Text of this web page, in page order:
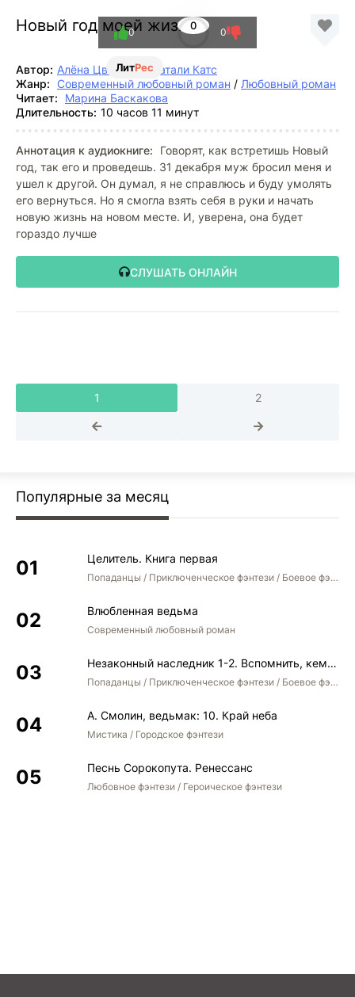
Новый год моей жизни
ЛитРес
0
0 0
Автор: Алёна Цветкова,Натали Катс
Жанр: Современный любовный роман / Любовный роман
Читает:
Марина Баскакова
Длительность: 10 часов 11 минут
Аннотация к аудиокниге:
Говорят, как встретишь Новый
год, так его и проведешь. 31 декабря муж бросил меня и
ушел к другой. Он думал, я не справлюсь и буду умолять
его вернуться. Но я смогла взять себя в руки и начать
новую жизнь на новом месте. И, уверена, она будет
гораздо лучше
СЛУШАТЬ ОНЛАЙН
1 2
Популярные за месяц
Целитель. Книга первая
Попаданцы / Приключенческое фэнтези / Боевое фэнтези
Влюбленная ведьма
Современный любовный роман
Незаконный наследник 1-2. Вспомнить, кем был. Стать собой. Остаться собой
Попаданцы / Приключенческое фэнтези / Боевое фэнтези / Юмористическое фэнтези
А. Смолин, ведьмак: 10. Край неба
Мистика / Городское фэнтези
Песнь Сорокопута. Ренессанс
Любовное фэнтези / Героическое фэнтези